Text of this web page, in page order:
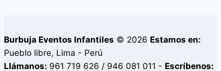
Burbuja Eventos Infantiles © 2026 Estamos en:
Pueblo libre, Lima - Perú
Llámanos: 961 719 626 / 946 081 011 - Escríbenos: